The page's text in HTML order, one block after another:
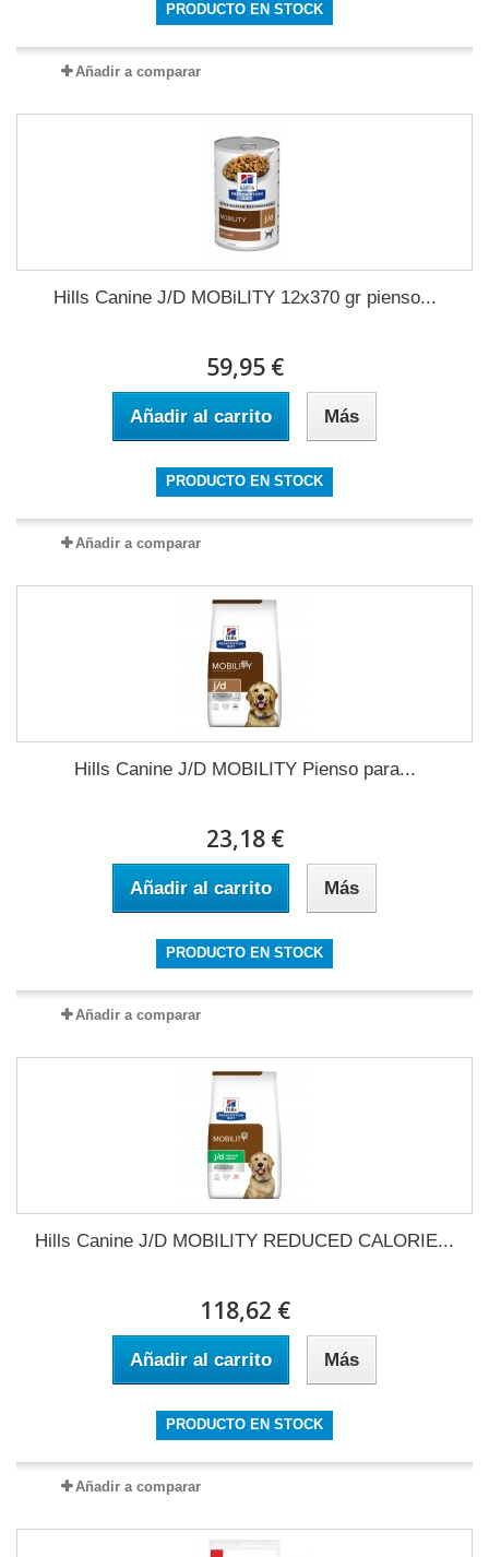
PRODUCTO EN STOCK
Añadir a comparar
Hills Canine J/D MOBiLITY 12x370 gr pienso...
59,95 €
Añadir al carrito Más
PRODUCTO EN STOCK
Añadir a comparar
Hills Canine J/D MOBILITY Pienso para...
23,18 €
Añadir al carrito Más
PRODUCTO EN STOCK
Añadir a comparar
Hills Canine J/D MOBILITY REDUCED CALORIE...
118,62 €
Añadir al carrito Más
PRODUCTO EN STOCK
Añadir a comparar